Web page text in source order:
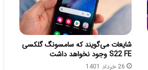
شایعات می‌گویند که سامسونگ گلکسی
S22 FE وجود نخواهد داشت
26 خرداد 1401